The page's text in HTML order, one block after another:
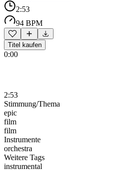
2:53
94 BPM
Titel kaufen
0:00
2:53
Stimmung/Thema
epic
film
film
Instrumente
orchestra
Weitere Tags
instrumental